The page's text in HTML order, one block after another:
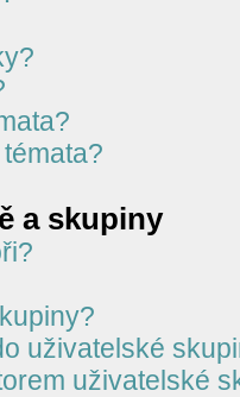
a skupiny
uživatelské
uživatelské